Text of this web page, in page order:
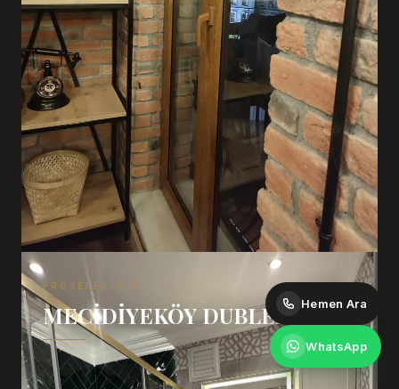
PROJELERIMIZ
MECIDIYEKÖY DUBLEX Hemen Ara
WhatsApp